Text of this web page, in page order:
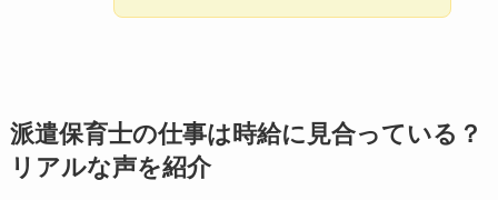
派遣保育士の仕事は時給に見合っている？
リアルな声を紹介